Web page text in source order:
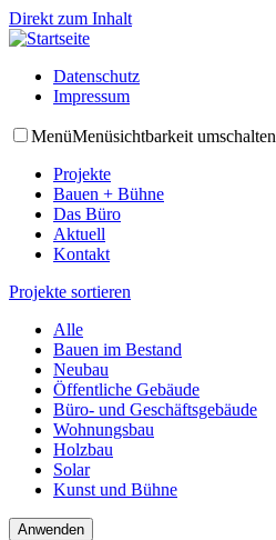
Direkt zum Inhalt
Datenschutz
Impressum
MenüMenüsichtbarkeit umschalten
Projekte
Bauen + Bühne
Das Büro
Aktuell
Kontakt
Projekte sortieren
Alle
Bauen im Bestand
Neubau
Öffentliche Gebäude
Büro- und Geschäftsgebäude
Wohnungsbau
Holzbau
Solar
Kunst und Bühne